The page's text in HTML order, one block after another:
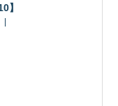
】